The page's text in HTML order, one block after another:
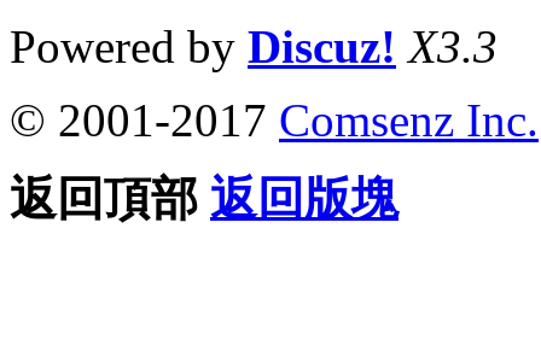
Powered by Discuz! X3.3
© 2001-2017 Comsenz Inc.
返回頂部 返回版塊